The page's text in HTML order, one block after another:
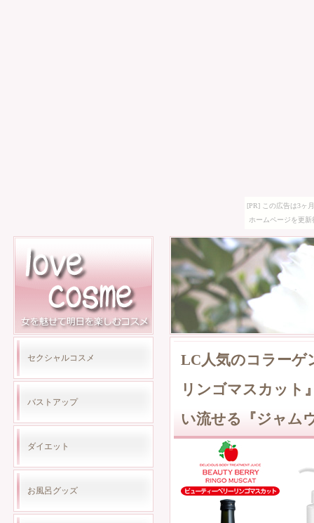
[PR] この広告は3ヶ
ホームページを更
LC人気のコラーゲ
リンゴマスカット
い流せる『ジャム
セクシャルコスメ
バストアップ
ダイエット
お風呂グッズ